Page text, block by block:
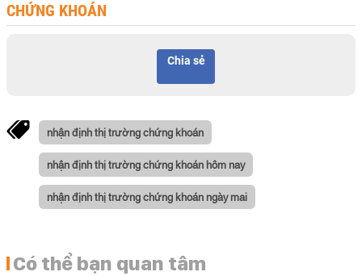
CHỨNG KHOÁN
Chia sẻ
nhận định thị trường chứng khoán
nhận định thị trường chứng khoán hôm nay
nhận định thị trường chứng khoán ngày mai
Có thể bạn quan tâm